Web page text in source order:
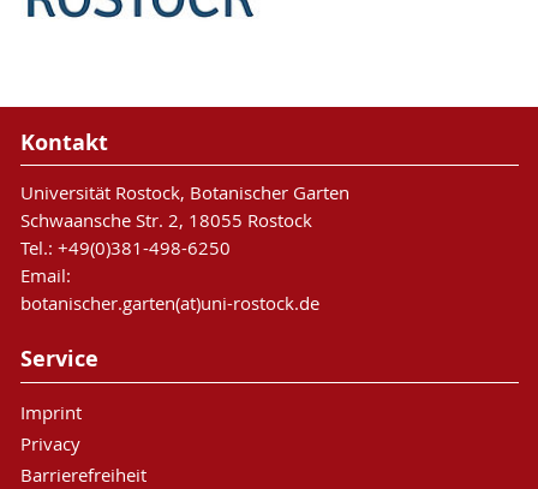
Kontakt
Universität Rostock, Botanischer Garten
Schwaansche Str. 2, 18055 Rostock
Tel.: +49(0)381-498-6250
Email:
botanischer.garten(at)uni-rostock.de
Service
Imprint
Privacy
Barrierefreiheit